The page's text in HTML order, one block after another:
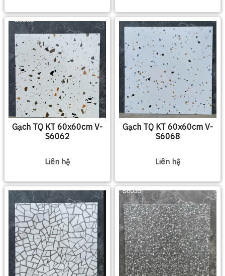
Gạch TQ KT 60x60cm V-
S6062
Liên hệ
Gạch TQ KT 60x60cm V-
S6068
Liên hệ